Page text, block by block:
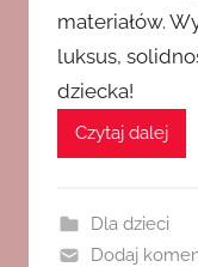
materiałów.
luksus,
dziecka!
Czytaj dalej
Dla dzieci
Dodaj